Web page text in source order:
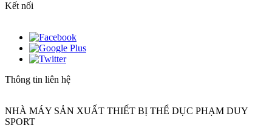
Kết nối
Thông tin liên hệ
NHÀ MÁY SẢN XUẤT THIẾT BỊ THỂ DỤC PHẠM DUY
SPORT